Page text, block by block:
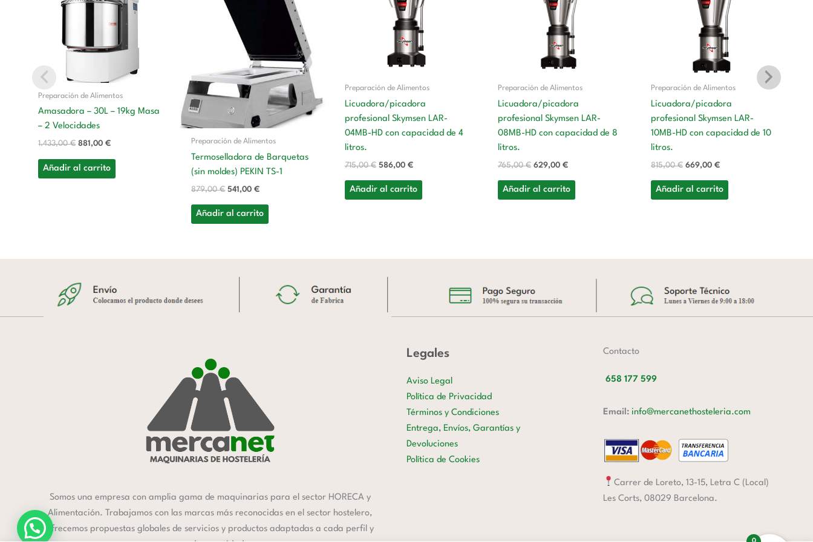
Preparación de Alimentos
Amasadora – 30L – 19kg Masa
– 2 Velocidades
1.433,00€
era:
881,00€
es:
881,00 €.
Añadir al carrito
Preparación de Alimentos
Termoselladora de Barquetas
(sin moldes) PEKIN TS-1
879,00€
879,00 €.
541,00€
541,00 €.
Añadir al carrito
Preparación de Alimentos
Licuadora/picadora
profesional Skymsen LAR-
04MB-HD con capacidad de 4
litros.
715,00€
era:
715,00 €.
586,00 €
es:
586,00 €.
Añadir al carrito
Preparación de Alimentos
Licuadora/picadora
profesional Skymsen LAR-
08MB-HD con capacidad de 8
litros.
765,00€
era:
765,00 €.
629,00 €
es:
629,00 €.
Añadir al carrito
Preparación de Alimentos
Licuadora/picadora
profesional Skymsen LAR-
10MB-HD con capacidad de 10
litros.
815,00€
era:
815,00 €.
669,00 €
es:
669,00 €.
Añadir al carrito
Somos una empresa con amplia gama de maquinarias para el sector HORECA y
Alimentación. Trabajamos con las marcas más reconocidas en el sector hostelero,
ofrecemos propuestas globales de servicios y productos adaptadas a cada perfil y
Legales
Aviso Legal
Política de Privacidad
Términos y Condiciones
Entrega, Envíos, Garantías y
Devoluciones
Política de Cookies
Contacto
658 177 599
Email: info@mercanethosteleria.com
Carrer de Loreto, 13-15, Letra C (Local)
Les Corts, 08029 Barcelona.